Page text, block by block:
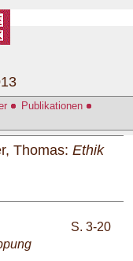
Publikationen
Thomas: Ethik
S. 3-20